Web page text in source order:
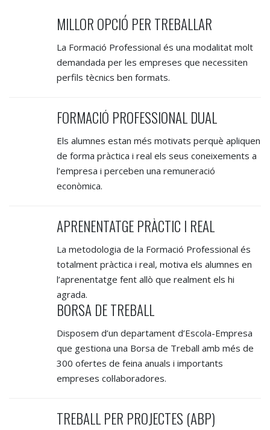
MILLOR OPCIÓ PER TREBALLAR
La Formació Professional és una modalitat molt
demandada per les empreses que necessiten
perfils tècnics ben formats.
FORMACIÓ PROFESSIONAL DUAL
Els alumnes estan més motivats perquè apliquen
de forma pràctica i real els seus coneixements a
l’empresa i perceben una remuneració
econòmica.
APRENENTATGE PRÀCTIC I REAL
La metodologia de la Formació Professional és
totalment pràctica i real, motiva els alumnes en
l’aprenentatge fent allò que realment els hi
agrada.
BORSA DE TREBALL
Disposem d’un departament d’Escola-Empresa
que gestiona una Borsa de Treball amb més de
300 ofertes de feina anuals i importants
empreses col·laboradores.
TREBALL PER PROJECTES (ABP)